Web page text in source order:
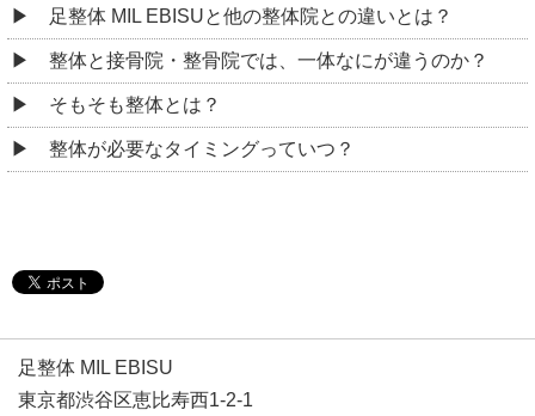
足整体 MIL EBISUと他の整体院との違いとは？
整体と接骨院・整骨院では、一体なにが違うのか？
そもそも整体とは？
整体が必要なタイミングっていつ？
足整体 MIL EBISU
東京都渋谷区恵比寿西1-2-1